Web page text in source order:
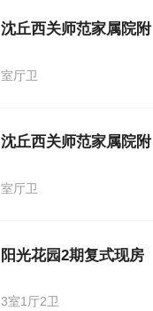
沈丘西关师范家属院附
室厅卫
沈丘西关师范家属院附
室厅卫
阳光花园2期复式现房
3室1厅2卫